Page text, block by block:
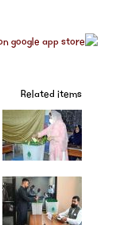
Related items